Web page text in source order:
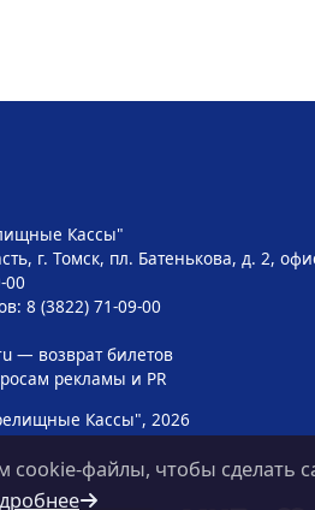
Кассы"
г. Томск, пл. Батенькова, д. 2,
00
8 (3822) 71-09-00
— возврат билетов
рекламы и PR
Кассы", 2026
cookie-файлы, чтобы сделать